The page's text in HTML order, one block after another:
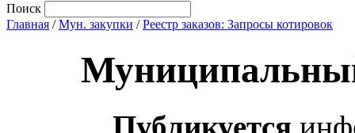
Поиск
Главная /Мун. закупки /Реестр заказов: Запросы котировок
Публикуется